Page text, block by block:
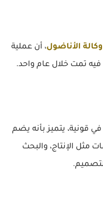
وكالة الأناضول، أن عملية
فيه تمت خلال عام واحد.
قونية، يتميز بأنه يضم
مثل الإنتاج، والبحث